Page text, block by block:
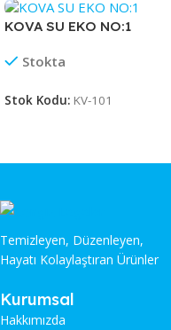
KOVA SU EKO NO:1
Stokta
Stok Kodu: KV-101
Temizleyen, Düzenleyen,
Hayatı Kolaylaştıran Ürünler
Kurumsal
Hakkımızda